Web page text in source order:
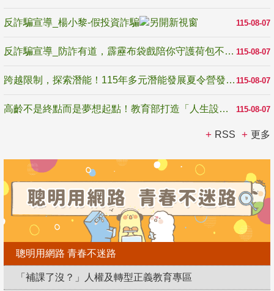
115-08-07
反詐騙宣導_楊小黎-假投資詐騙
115-08-07
反詐騙宣導_防詐有道，霹靂布袋戲陪你守護荷包不受騙
115-08-07
跨越限制，探索潛能！115年多元潛能發展夏令營發掘生命無限可能
115-08-07
高齡不是終點而是夢想起點！教育部打造「人生設計夢工場」 參展第3屆高齡健康產業博覽會
RSS 更多
聰明用網路 青春不迷路
「補課了沒？」人權及轉型正義教育專區